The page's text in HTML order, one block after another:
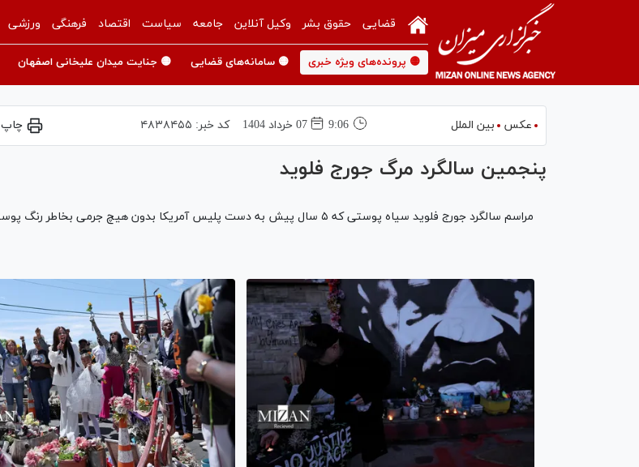
قضایی حقوق بشر وکیل آنلاین جامعه سیاست اقتصاد فرهنگی ورزشی
🟡 پرونده‌های ویژه خبری 🟡 سامانه‌های قضایی 🟡 جنایت میدان علیخانی اصفهان
عکس بین الملل 9:06 07 خرداد 1404 کد خبر: ۴۸۳۸۴۵۵ چاپ
پنجمین سالگرد مرگ جورج فلوید
مراسم سالگرد جورج فلوید سیاه پوستی که ۵ سال پیش به دست پلیس آمریکا بدون هیچ جرمی بخاطر رنگ پوستش کشته شد.